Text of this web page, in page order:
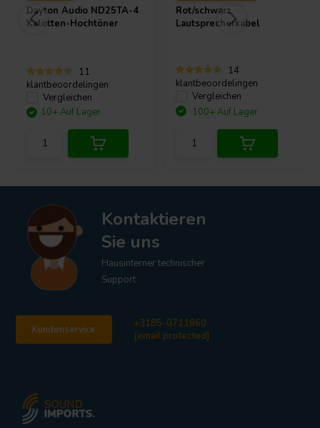
Dayton Audio ND25TA-4
Kalotten-Hochtöner
11
klantbeoordelingen
Vergleichen
10+ Auf Lager
Rot/schwarz
Lautsprecherkabel
14
klantbeoordelingen
Vergleichen
100+ Auf Lager
Kontaktieren
Sie uns
Hausinterner technischer
Support
Kundenservice
+3185-0711860
[email protected]